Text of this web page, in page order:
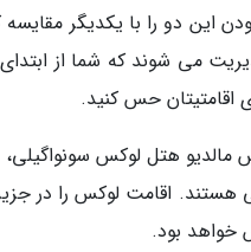
این دو را با یکدیگر
می شوند که شما از
اقامتیتان حس کنید.
هتل لوکس
اقامت لوکس را در
خواهد بود.